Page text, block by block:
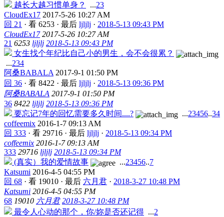
越长大越习惯单身？
...23
CloudEx17 2017-5-26 10:27 AM
回 21 · 看 6253 · 最后 ljljlj · 2018-5-13 09:43 PM
CloudEx17 2017-5-26 10:27 AM
21 6253 ljljlj 2018-5-13 09:43 PM
女生找个年纪比自己小的男生，会不会很累？
...234
阿桑BABALA 2017-9-1 01:50 PM
回 36 · 看 8422 · 最后 ljljlj · 2018-5-13 09:36 PM
阿桑BABALA 2017-9-1 01:50 PM
36 8422 ljljlj 2018-5-13 09:36 PM
要忘记7年的回忆需要多久时间....?
...23456..34
coffeemix 2016-1-7 09:13 AM
回 333 · 看 29716 · 最后 ljljlj · 2018-5-13 09:34 PM
coffeemix 2016-1-7 09:13 AM
333 29716 ljljlj 2018-5-13 09:34 PM
(真实）我的爱情故事
...23456..7
Katsumi 2016-4-5 04:55 PM
回 68 · 看 19010 · 最后 六月君 · 2018-3-27 10:48 PM
Katsumi 2016-4-5 04:55 PM
68 19010 六月君 2018-3-27 10:48 PM
最令人心动的那个，你/妳是否还记得 ...2